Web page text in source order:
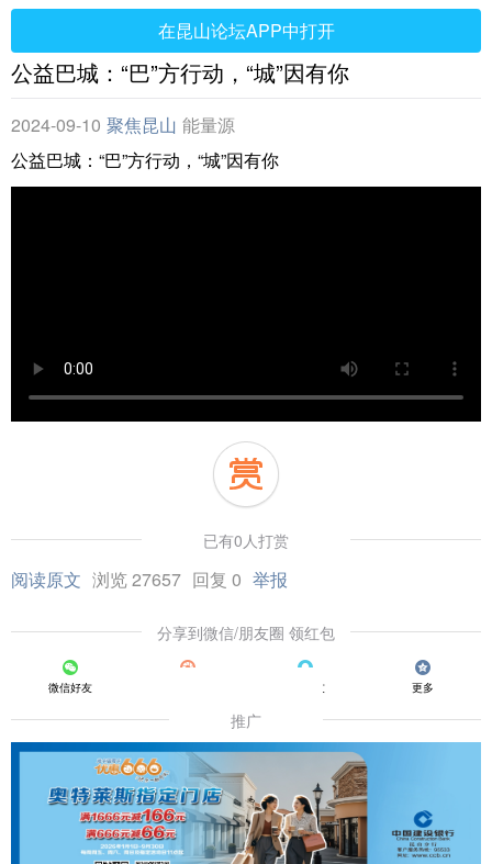
在昆山论坛APP中打开
公益巴城：“巴”方行动，“城”因有你
2024-09-10 聚焦昆山 能量源
公益巴城：“巴”方行动，“城”因有你
已有0人打赏
阅读原文 浏览 27657 回复 0 举报
分享到微信/朋友圈 领红包
微信好友 QQ好友 更多
推广